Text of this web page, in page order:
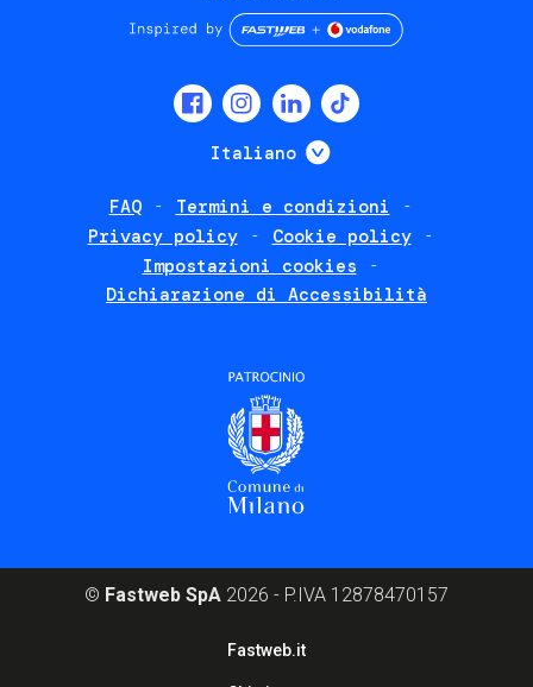
Italiano Mostra ulteriori
FAQ
Termini e condizioni
Privacy policy
Cookie policy
Impostazioni cookies
Dichiarazione di Accessibilità
© Fastweb SpA 2026 - P.IVA 12878470157
Fastweb.it